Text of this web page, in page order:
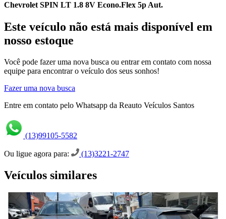
Chevrolet SPIN LT 1.8 8V Econo.Flex 5p Aut.
Este veículo não está mais disponível em
nosso estoque
Você pode fazer uma nova busca ou entrar em contato com nossa
equipe para encontrar o veículo dos seus sonhos!
Fazer uma nova busca
Entre em contato pelo Whatsapp da Reauto Veículos Santos
(13)99105-5582
Ou ligue agora para: (13)3221-2747
Veículos similares